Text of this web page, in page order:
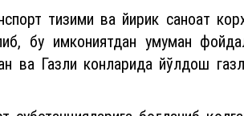
бу имкониятдан умуман
ва Газли конларида йўлдош
субстанцияларига боғланиб
Ўсимлик моддалари кимёси